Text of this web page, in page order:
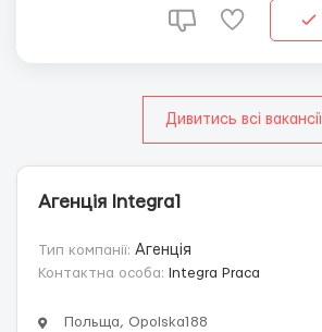
2-4 человека. Первы...
Дивитись всі вакансії
Агенція Integra1
Тип компанії: Агенція
Контактна особа: Integra Praca
Польща, Opolska188